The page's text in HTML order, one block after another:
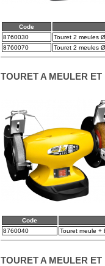
Code
8760030
Touret 2 meules
8760070
Touret 2 meules
TOURET A MEULER ET
Code
8760040
Touret meule +
TOURET A MEULER ET